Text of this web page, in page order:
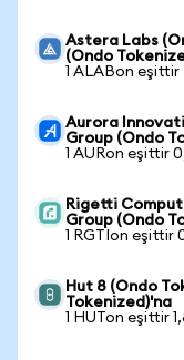
Astera Labs
(Ondo
1 ALABon eşittir
Aurora
Group (Ondo
1 AURon eşittir
Rigetti
Group (Ondo
1 RGTIon eşittir
Hut 8 (Ondo
Tokenized)'na
1 HUTon eşittir